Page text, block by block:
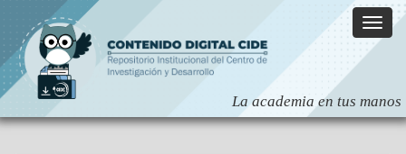
navigation